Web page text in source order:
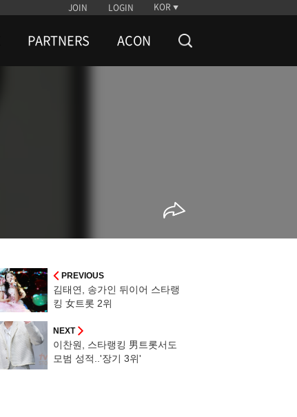
JOIN LOGIN KOR
PARTNERS ACON
PREVIOUS
김태연, 송가인 뒤이어 스타랭
킹 女트롯 2위
NEXT
이찬원, 스타랭킹 男트롯서도
모범 성적..'장기 3위'